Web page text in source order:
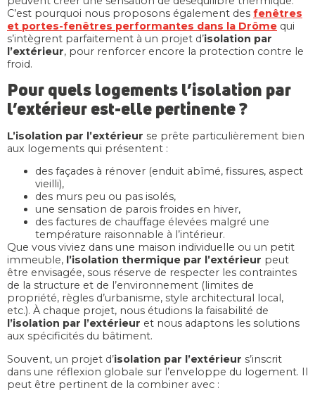
C’est pourquoi nous proposons également des fenêtres
et portes-fenêtres performantes dans la Drôme qui
s’intègrent parfaitement à un projet d’isolation par
l’extérieur, pour renforcer encore la protection contre le
froid.
Pour quels logements l’isolation par
l’extérieur est-elle pertinente ?
L’isolation par l’extérieur se prête particulièrement bien
aux logements qui présentent :
des façades à rénover (enduit abîmé, fissures, aspect
vieilli),
des murs peu ou pas isolés,
une sensation de parois froides en hiver,
des factures de chauffage élevées malgré une
température raisonnable à l’intérieur.
Que vous viviez dans une maison individuelle ou un petit
immeuble, l’isolation thermique par l’extérieur peut
être envisagée, sous réserve de respecter les contraintes
de la structure et de l’environnement (limites de
propriété, règles d’urbanisme, style architectural local,
etc.). À chaque projet, nous étudions la faisabilité de
l’isolation par l’extérieur et nous adaptons les solutions
aux spécificités du bâtiment.
Souvent, un projet d’isolation par l’extérieur s’inscrit
dans une réflexion globale sur l’enveloppe du logement. Il
peut être pertinent de la combiner avec :